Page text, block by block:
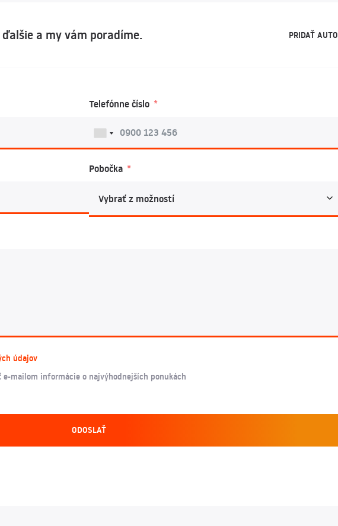
a my vám poradíme. PRIDAŤ AUTO
Telefónne číslo
Pobočka
údajov
mailom informácie o najvýhodnejších ponukách
ODOSLAŤ